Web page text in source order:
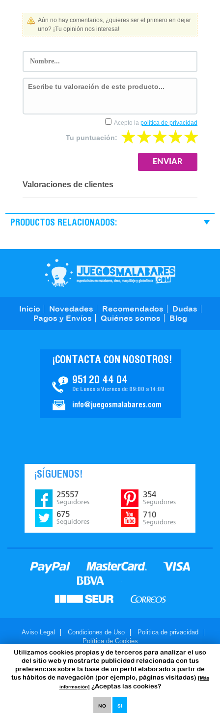
Utilizamos cookies propias y de terceros para analizar el uso
del sitio web y mostrarte publicidad relacionada con tus
preferencias sobre la base de un perfil elaborado a partir de
tus hábitos de navegación (por ejemplo, páginas visitadas) [Más
información] ¿Aceptas las cookies?
NO SI
Aún no hay comentarios, ¿quieres ser el primero en dejar
uno? ¡Tu opinión nos interesa!
Valoraciones de clientes
Tu puntuación:
Acepto la política de privacidad
PRODUCTOS RELACIONADOS:
Inicio Novedades Recomendados
Dudas
Pagos y Envíos
Quiénes somos Blog
951 20 44 04
¡CONTACTA CON NOSOTROS!
De Lunes a Viernes de 09:00 a 14:00
info@juegosmalabares.com
¡SÍGUENOS!
25557
Seguidores
675
Seguidores
354
Seguidores
710
Seguidores
Aviso Legal Condiciones de Uso
Politica de privacidad
Política de Cookies
© 2007-2026 - JuegosMalabares.com